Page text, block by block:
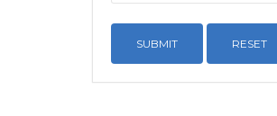
RESET